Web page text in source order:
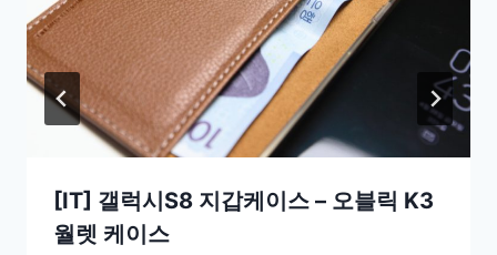
[IT] 갤럭시S8 지갑케이스 – 오블릭 K3
월렛 케이스